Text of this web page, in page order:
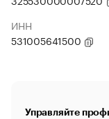
ИНН
531005641500
Управляйте